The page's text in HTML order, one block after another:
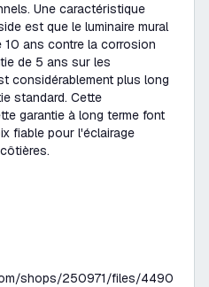
Une caractéristique
est que le luminaire mural
10 ans contre la corrosion
de 5 ans sur les
considérablement plus long
standard. Cette
garantie à long terme font
fiable pour l'éclairage
shops/250971/files/